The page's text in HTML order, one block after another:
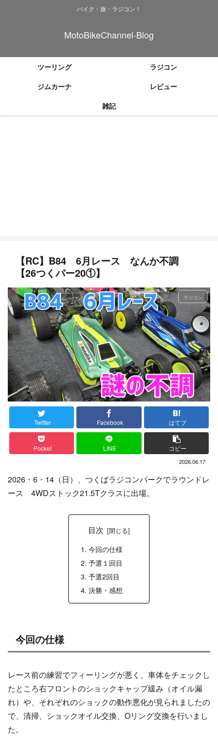
バイク・旅・ラジコン！
MotoBikeChannel-Blog
ツーリング
ラジコン
ジムカーナ
レビュー
雑記
【RC】B84 6月レース なんか不調
【26つくパー20①】
ラジコン
Twitter Facebook はてブ
Pocket LINE コピー
2026.06.17
2026・6・14（日）、つくばラジコンパークでラウンドレ
ース 4WDストック21.5Tクラスに出場。
目次
今回の仕様
予選１回目
予選2回目
決勝・感想
今回の仕様
レース前の練習でフィーリングが悪く、車体をチェックし
たところ右フロントのショックキャップ緩み（オイル漏
れ）や、それぞれのショックの動作悪化が見られましたの
で、清掃、ショックオイル交換、Oリング交換を行いまし
た。